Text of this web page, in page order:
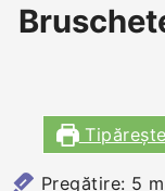
Tipărește
Pregătire: 5